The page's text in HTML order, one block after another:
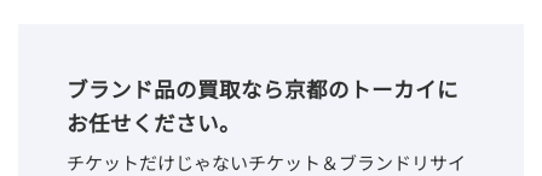
ブランド品の買取なら京都のトーカイに
お任せください。
チケットだけじゃないチケット＆ブランドリサイ